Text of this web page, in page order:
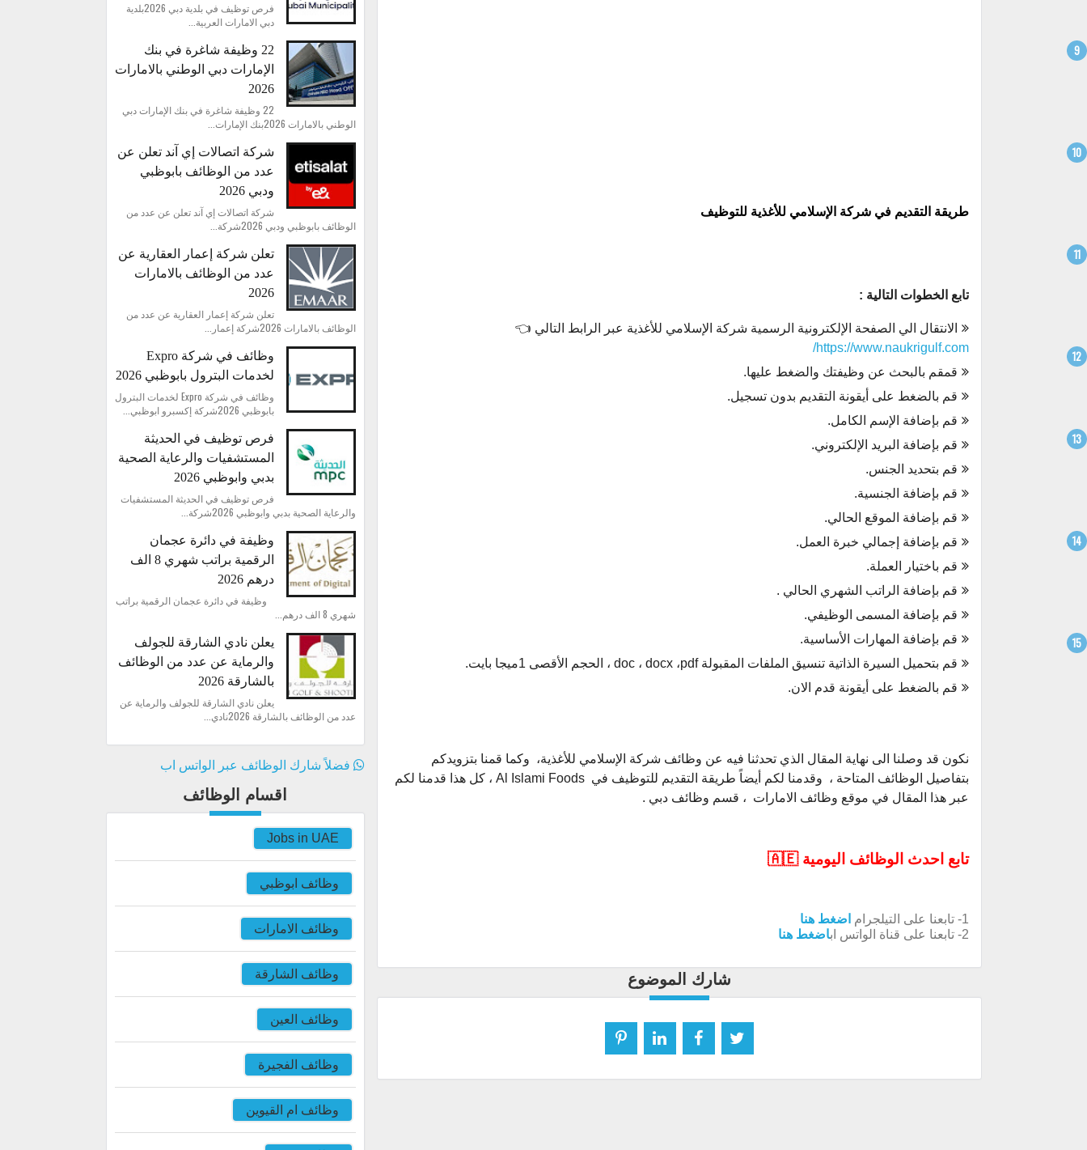
طريقة التقديم في شركة الإسلامي للأغذية للتوظيف
تابع الخطوات التالية :
الانتقال الي الصفحة الإلكترونية الرسمية شركة الإسلامي للأغذية عبر الرابط التالي 👈
https://www.naukrigulf.com/
قمقم بالبحث عن وظيفتك والضغط عليها.
قم بالضغط على أيقونة التقديم بدون تسجيل.
قم بإضافة الإسم الكامل.
قم بإضافة البريد الإلكتروني.
قم بتحديد الجنس.
قم بإضافة الجنسية.
قم بإضافة الموقع الحالي.
قم بإضافة إجمالي خبرة العمل.
قم باختيار العملة.
قم بإضافة الراتب الشهري الحالي .
قم بإضافة المسمى الوظيفي.
قم بإضافة المهارات الأساسية.
قم بتحميل السيرة الذاتية تنسيق الملفات المقبولة doc ، docx ،pdf ، الحجم الأقصى 1ميجا بايت.
قم بالضغط على أيقونة قدم الان.
نكون قد وصلنا الى نهاية المقال الذي تحدثنا فيه عن وظائف شركة الإسلامي للأغذية، وكما قمنا بتزويدكم
بتفاصيل الوظائف المتاحة ، وقدمنا لكم أيضاً طريقة التقديم للتوظيف في Al Islami Foods ، كل هذا قدمنا لكم
عبر هذا المقال في موقع وظائف الامارات ، قسم وظائف دبي .
تابع احدث الوظائف اليومية 🇦🇪
1- تابعنا على التيلجرام
اضغط هنا
2- تابعنا على قناة الواتس اب
اضغط هنا
شارك الموضوع
فرص توظيف في بلدية دبي 2026بلدية
دبي الامارات العربية...
22 وظيفة شاغرة في بنك
الإمارات دبي الوطني بالامارات
2026
22 وظيفة شاغرة في بنك الإمارات دبي
الوطني بالامارات 2026بنك الإمارات...
شركة اتصالات إي آند تعلن عن
عدد من الوظائف بابوظبي
ودبي 2026
شركة اتصالات إي آند تعلن عن عدد من
الوظائف بابوظبي ودبي 2026شركة...
تعلن شركة إعمار العقارية عن
عدد من الوظائف بالامارات
2026
تعلن شركة إعمار العقارية عن عدد من
الوظائف بالامارات 2026شركة إعمار...
وظائف في شركة Expro
لخدمات البترول بابوظبي 2026
وظائف في شركة Expro لخدمات البترول
بابوظبي 2026شركة إكسبرو ابوظبي...
فرص توظيف في الحديثة
المستشفيات والرعاية الصحية
بدبي وابوظبي 2026
فرص توظيف في الحديثة المستشفيات
والرعاية الصحية بدبي وابوظبي 2026شركة...
وظيفة في دائرة عجمان
الرقمية براتب شهري 8 الف
درهم 2026
وظيفة في دائرة عجمان الرقمية براتب
شهري 8 الف درهم...
يعلن نادي الشارقة للجولف
والرماية عن عدد من الوظائف
بالشارقة 2026
يعلن نادي الشارقة للجولف والرماية عن
عدد من الوظائف بالشارقة 2026نادي...
فضلاً شارك الوظائف عبر الواتس اب
اقسام الوظائف
Jobs in UAE
وظائف ابوظبي
وظائف الامارات
وظائف الشارقة
وظائف العين
وظائف الفجيرة
وظائف ام القيوين